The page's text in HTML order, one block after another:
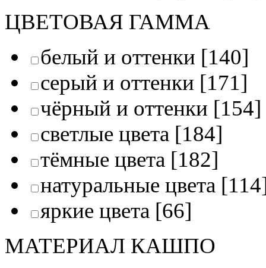
ЦВЕТОВАЯ ГАММА
белый и оттенки [140]
серый и оттенки [171]
чёрный и оттенки [154]
светлые цвета [184]
тёмные цвета [182]
натуральные цвета
яркие цвета [66]
МАТЕРИАЛ КАШПО